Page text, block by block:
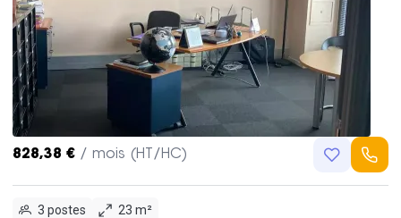
828,38 € / mois (HT/HC)
3 postes
23 m²